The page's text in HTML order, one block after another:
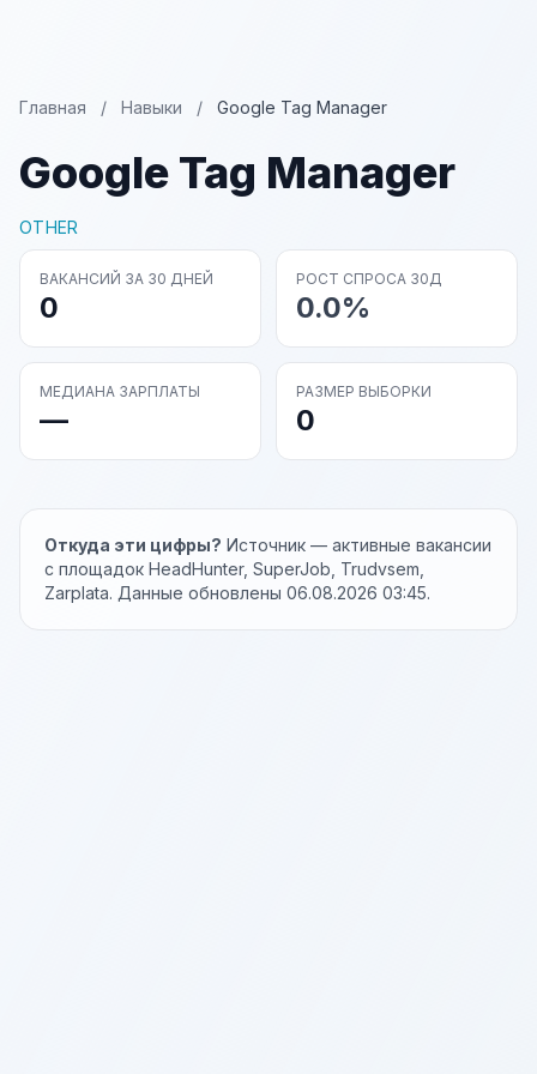
Главная / Навыки / Google Tag Manager
Google Tag Manager
OTHER
ВАКАНСИЙ ЗА 30 ДНЕЙ
0
РОСТ СПРОСА 30Д
0.0%
МЕДИАНА ЗАРПЛАТЫ
—
РАЗМЕР ВЫБОРКИ
0
Откуда эти цифры? Источник — активные вакансии
с площадок HeadHunter, SuperJob, Trudvsem,
Zarplata. Данные обновлены 06.08.2026 03:45.